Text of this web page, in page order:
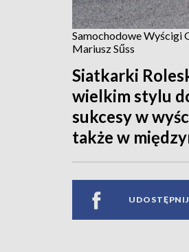
Samochodowe Wyścigi
Mariusz Sűss
Siatkarki
wielkim stylu
sukcesy w
także w